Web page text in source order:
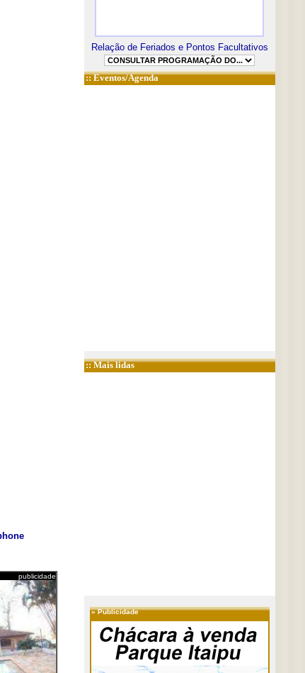
publicidade
Relação de Feriados e Pontos Facultativos
::Eventos/Agenda
:: Mais lidas
»Publicidade